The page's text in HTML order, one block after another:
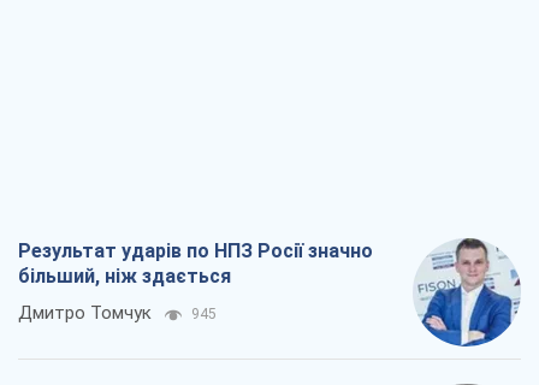
Результат ударів по НПЗ Росії значно
більший, ніж здається
Дмитро Томчук 945